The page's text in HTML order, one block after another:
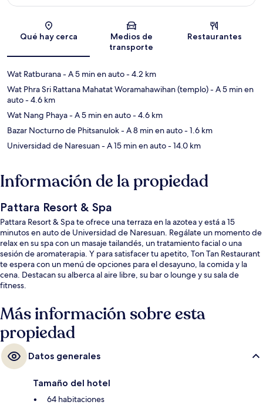
Qué hay cerca
Medios de
transporte
Restaurantes
Wat Ratburana- A 5 min en auto- 4.2 km
Wat Phra Sri Rattana Mahatat Woramahawihan (templo)- A 5 min en
auto- 4.6 km
Wat Nang Phaya- A 5 min en auto- 4.6 km
Bazar Nocturno de Phitsanulok- A 8 min en auto- 1.6 km
Universidad de Naresuan- A 15 min en auto- 14.0 km
Información de la propiedad
Pattara Resort & Spa
Pattara Resort & Spa te ofrece una terraza en la azotea y está a 15
minutos en auto de Universidad de Naresuan. Regálate un momento de
relax en su spa con un masaje tailandés, un tratamiento facial o una
sesión de aromaterapia. Y para satisfacer tu apetito, Ton Tan Restaurant
te espera con un menú de opciones para el desayuno, la comida y la
cena. Destacan su alberca al aire libre, su bar o lounge y su sala de
fitness.
Más información sobre esta
propiedad
Datos generales
Tamaño del hotel
64 habitaciones